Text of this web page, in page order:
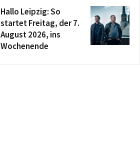
Hallo Leipzig: So
startet Freitag, der 7.
August 2026, ins
Wochenende